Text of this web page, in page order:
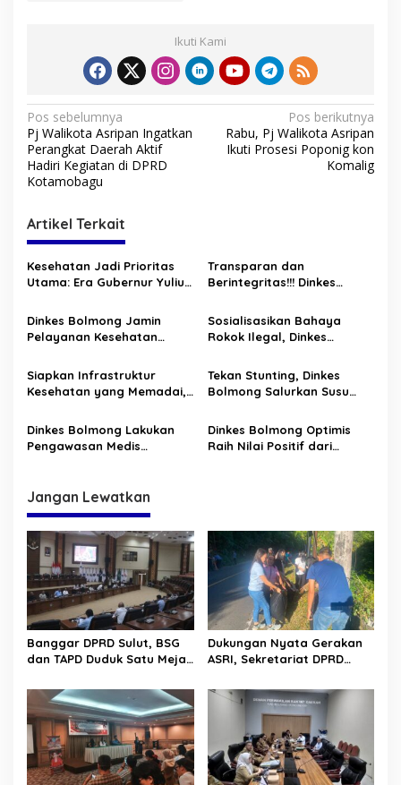
Ikuti Kami
N
a
v
g
a
s
p
o
s
Pos sebelumnya
Pj Walikota Asripan Ingatkan
Perangkat Daerah Aktif
Hadiri Kegiatan di DPRD
Kotamobagu
Pos berikutnya
Rabu, Pj Walikota Asripan
Ikuti Prosesi Poponig kon
Komalig
Artikel Terkait
Kesehatan Jadi Prioritas
Utama: Era Gubernur Yulius
Modern Hingga ke Pelosok
Sulut
Transparan dan
Berintegritas!!! Dinkes
Pengaduan Secara Online
dan Offline
Dinkes Bolmong Jamin
Pelayanan Kesehatan
Balita Lewat Posyandu di
18 Puskesmas
Sosialisasikan Bahaya
Rokok Ilegal, Dinkes
Gelar Sosialisasi
Siapkan Infrastruktur
Kesehatan yang Memadai,
PUSTU di Desa Dumoga IV
Tekan Stunting, Dinkes
Bolmong Salurkan Susu
Ibu Hamil KEK
Dinkes Bolmong Lakukan
Pengawasan Medis
Dinkes Bolmong Optimis
Raih Nilai Positif dari
Jangan Lewatkan
Banggar DPRD Sulut, BSG
dan TAPD Duduk Satu Meja.
Rp30 Milyar ke BSG
Dukungan Nyata Gerakan
ASRI, Sekretariat DPRD
Jalan Manado – Tomohon